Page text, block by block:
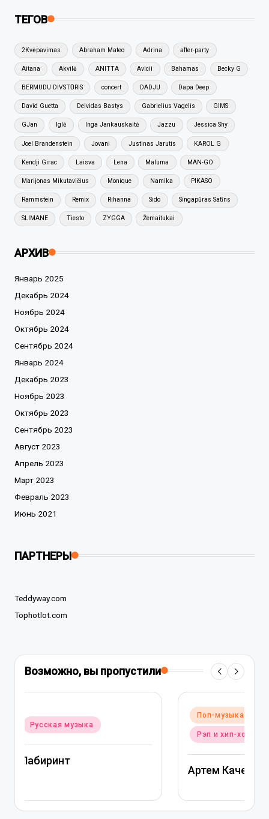
ТЕГОВ
2Kvėpavimas Abraham Mateo Adrina after-party
Aitana Akvilė ANITTA Avicii Bahamas Becky G
BERMUDU DIVSTŪRIS concert DADJU Dapa Deep
David Guetta Deividas Bastys Gabrielius Vagelis GIMS
GJan Iglė Inga Jankauskaitė Jazzu Jessica Shy
Joel Brandenstein Jovani Justinas Jarutis KAROL G
Kendji Girac Laisva Lena Maluma MAN-GO
Marijonas Mikutavičius Monique Namika PIKASO
Rammstein Remix Rihanna Sido Singapūras Satīns
SLIMANE Tiesto ZYGGA Žemaitukai
АРХИВ
Январь 2025
Декабрь 2024
Ноябрь 2024
Октябрь 2024
Сентябрь 2024
Январь 2024
Декабрь 2023
Ноябрь 2023
Октябрь 2023
Сентябрь 2023
Август 2023
Апрель 2023
Март 2023
Февраль 2023
Июнь 2021
ПАРТНЕРЫ
Teddyway.com
Tophotlot.com
Возможно, вы пропустили
в
Поп-музыка
Рэп и хип-хоп музыка
Артем Качер Ани Лорак — Материк